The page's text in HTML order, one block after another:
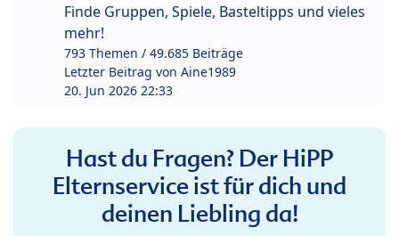
Finde Gruppen, Spiele, Basteltipps und vieles
mehr!
793 Themen / 49.685 Beiträge
Letzter Beitrag von Aine1989
20. Jun 2026 22:33
Hast du Fragen? Der HiPP
Elternservice ist für dich und
deinen Liebling da!